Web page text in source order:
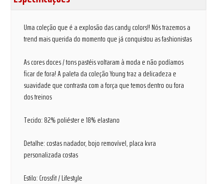
Uma coleção que é a explosão das candy colors!! Nós trazemos a
trend mais querida do momento que já conquistou as fashionistas
As cores doces / tons pastéis voltaram à moda e não podíamos
ficar de fora! A paleta da coleção Young traz a delicadeza e
suavidade que contrasta com a força que temos dentro ou fora
dos treinos
Tecido: 82% poliéster e 18% elastano
Detalhe: costas nadador, bojo removível, placa kvra
personalizada costas
Estilo: Crossfit / Lifestyle